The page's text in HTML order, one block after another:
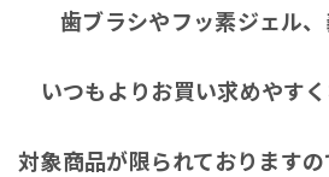
歯ブラシやフッ素ジェル
いつもよりお買い求めやすく
対象商品が限られております